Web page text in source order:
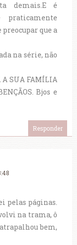
demais.E é
que a
na série, não
A SUA FAMÍLIA
Bjos e
Responder
pelas páginas.
na trama, ô
bem,